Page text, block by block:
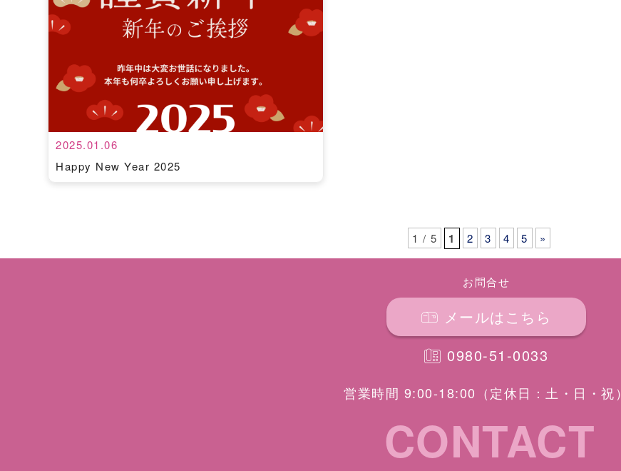
2025.01.06
Happy New Year 2025
1 / 5 1 2 3 4 5 »
お問合せ
メールはこちら
0980-51-0033
営業時間 9:00-18:00 （定休日：土・日・祝）
CONTACT